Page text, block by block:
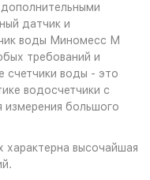
датчик и
воды Миномесс М
требований и
воды - это
водосчетчики с
измерения большого
характерна высочайшая